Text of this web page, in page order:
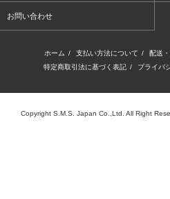
お問い合わせ
ホーム / 支払い方法について / 配送
特定商取引法に基づく表記 / プライバ
Copyright S.M.S. Japan Co.,Ltd. All Right